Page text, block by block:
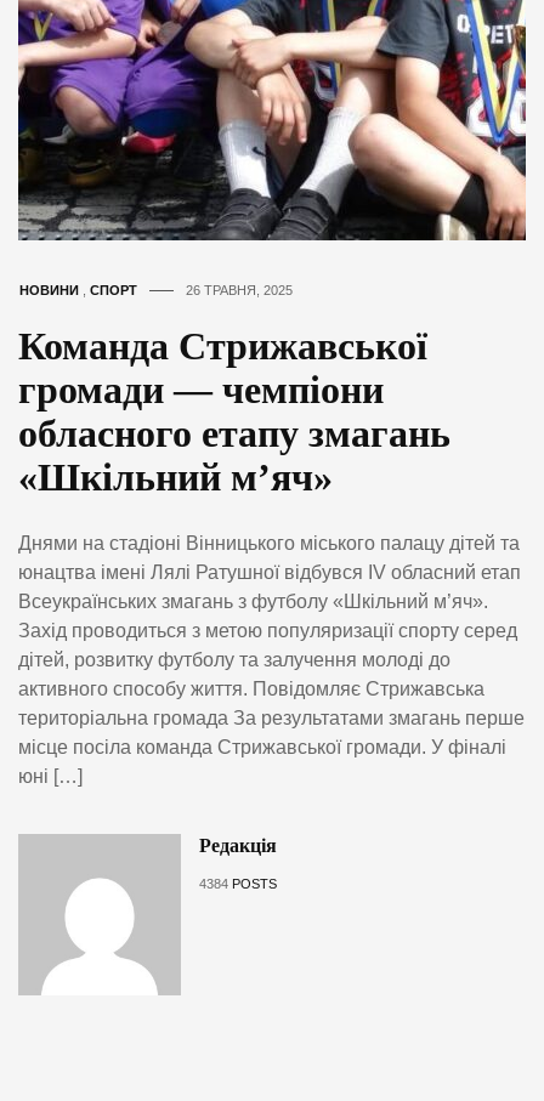
НОВИНИ СПОРТ 26 ТРАВНЯ, 2025
Команда Стрижавської
громади — чемпіони
обласного етапу змагань
«Шкільний м’яч»
Днями на стадіоні Вінницького міського палацу дітей та
юнацтва імені Лялі Ратушної відбувся IV обласний етап
Всеукраїнських змагань з футболу «Шкільний м’яч».
Захід проводиться з метою популяризації спорту серед
дітей, розвитку футболу та залучення молоді до
активного способу життя. Повідомляє Стрижавська
територіальна громада За результатами змагань перше
місце посіла команда Стрижавської громади. У фіналі
юні […]
Редакція
4384 POSTS